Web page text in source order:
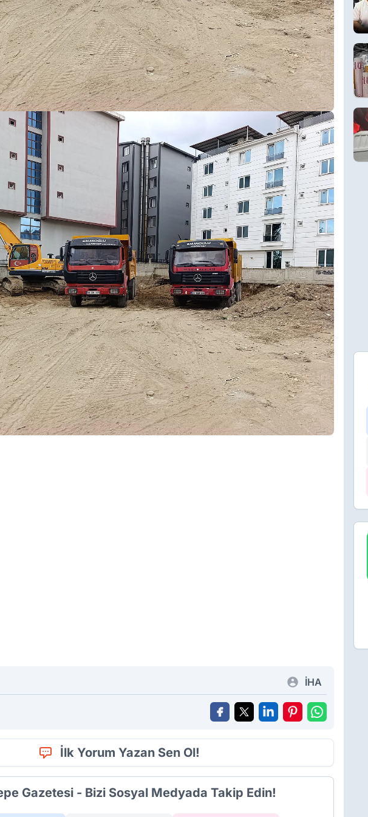
İHA
İlk Yorum Yazan Sen Ol!
Gazetesi - Bizi Sosyal Medyada Takip Edin!